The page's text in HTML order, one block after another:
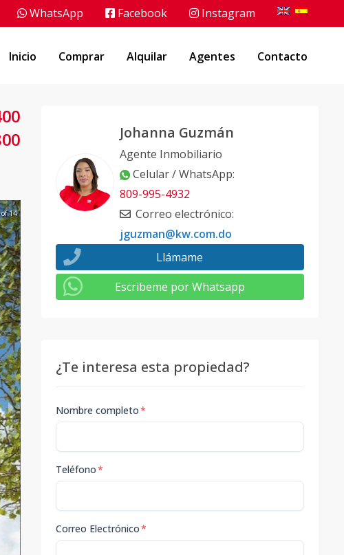
WhatsApp Facebook Instagram
Inicio Comprar Alquilar Agentes Contacto
14
Johanna Guzmán
Agente Inmobiliario
Celular / WhatsApp:
809-995-4932
Correo electrónico:
jguzman@kw.com.do
Llámame
Escribeme por Whatsapp
¿Te interesa esta propiedad?
Nombre completo*
Teléfono*
Correo Electrónico*